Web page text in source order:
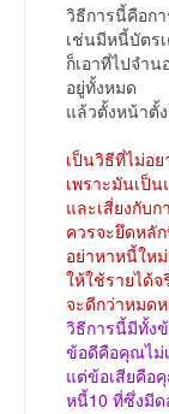
วิธีการนี้คือก
เช่นมีหนี้บัตร
ก็เอาที่ไปจำน
อยู่ทั้งหมด
แล้วตั้งหน้าตั้
เป็นวิธีที่ไม่อย
เพราะมันเป็
และเสี่ยงกับ
ควรจะยึดหลั
อย่าหาหนี้ให
ให้ใช้รายได้
จะดีกว่าหมด
วิธีการนี้มีทั้ง
ข้อดีคือคุณไม่
แต่ข้อเสียคือ
หนี้10 ที่ซึ่งมีด